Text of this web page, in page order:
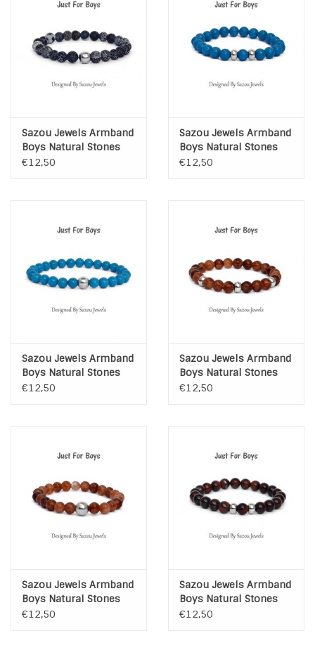
Sazou Jewels Armband
Boys Natural Stones
Blue
€12,50
Sazou Jewels Armband
Boys Natural Stones
Blauwe Jade
€12,50
Sazou Jewels Armband
Boys Natural Stones
Blauwe Jade
€12,50
Sazou Jewels Armband
Boys Natural Stones
Light Brown
€12,50
Sazou Jewels Armband
Boys Natural Stones
Light Brown
€12,50
Sazou Jewels Armband
Boys Natural Stones
Tijgeroog
€12,50